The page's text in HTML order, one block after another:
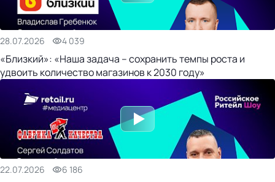
28.07.2026 4 039
«Близкий»: «Наша задача – сохранить темпы роста и
удвоить количество магазинов к 2030 году»
22.07.2026 6 186